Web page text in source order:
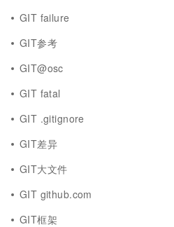
GIT failure
GIT参考
GIT@osc
GIT fatal
GIT .gitignore
GIT差异
GIT大文件
GIT github.com
GIT框架